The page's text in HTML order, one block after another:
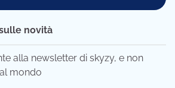
novità
alla newsletter di skyzy, e non
mondo